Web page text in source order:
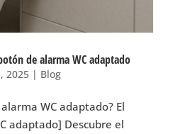
de alarma WC adaptado
2025| Blog
WC adaptado? El
adaptado] Descubre el